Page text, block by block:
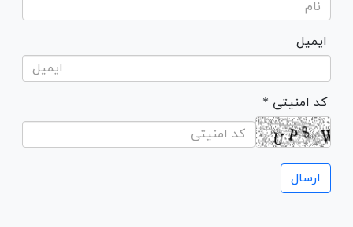
ایمیل
* کد امنیتی